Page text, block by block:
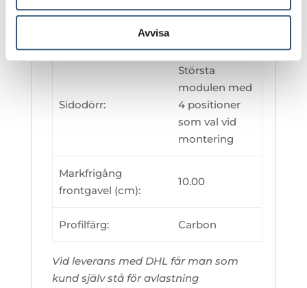
Avvisa
Bakpanel
Sidodörr:
Största
modulen med
4 positioner
som val vid
montering
Markfrigång
frontgavel (cm):
10.00
Profilfärg: Carbon
Vid leverans med DHL får man som
kund själv stå för avlastning